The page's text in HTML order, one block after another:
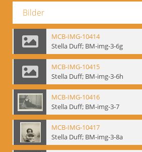
Bilder
MCB-IMG-10414
Stella Duff; BM-img-3-6g
MCB-IMG-10415
Stella Duff; BM-img-3-6h
MCB-IMG-10416
Stella Duff; BM-img-3-7
MCB-IMG-10417
Stella Duff; BM-img-3-8a